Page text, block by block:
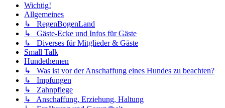
Wichtig!
Allgemeines
↳ RegenBogenLand
↳ Gäste-Ecke und Infos für Gäste
↳ Diverses für Mitglieder & Gäste
Small Talk
Hundethemen
↳ Was ist vor der Anschaffung eines Hundes zu beachten?
↳ Impfungen
↳ Zahnpflege
↳ Anschaffung, Erziehung, Haltung